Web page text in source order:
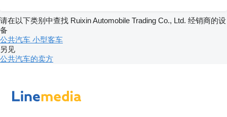
请在以下类别中查找 Ruixin Automobile Trading Co., Ltd. 经销商的设
备
公共汽车 小型客车
另见
公共汽车的卖方